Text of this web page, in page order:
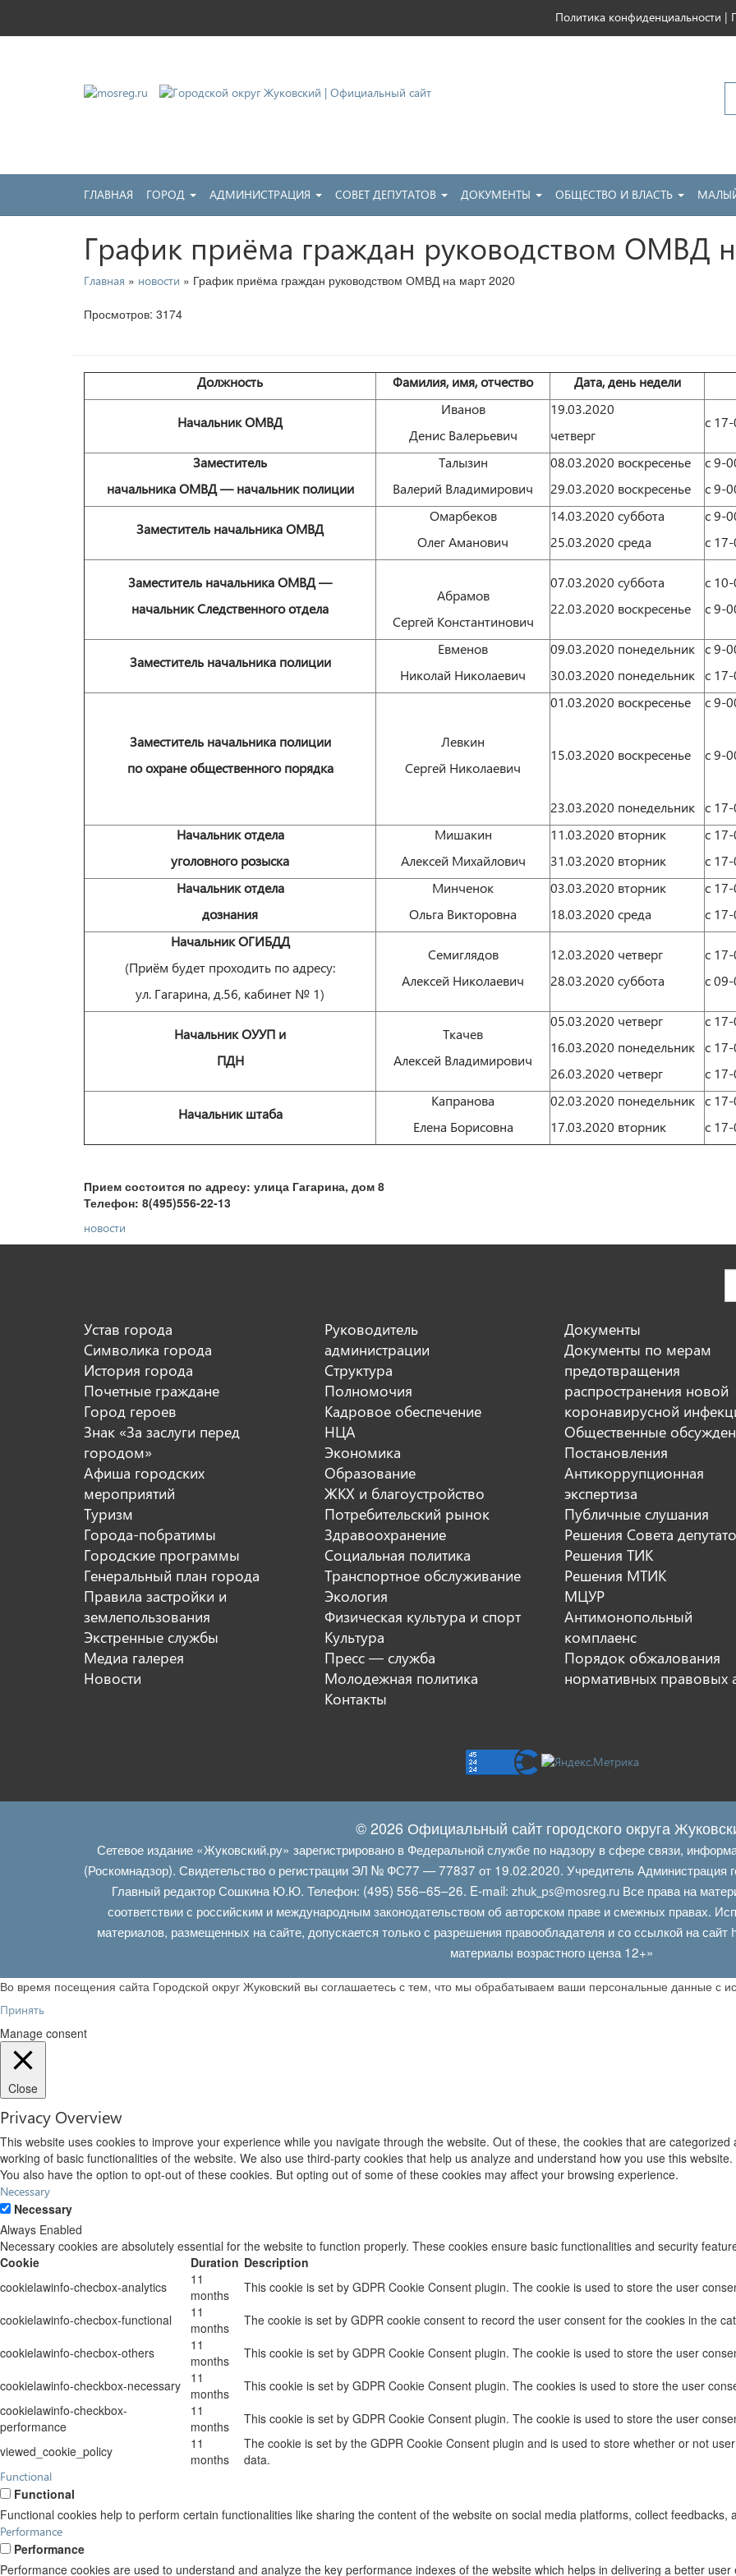
Политика конфиденциальности |
ГЛАВНАЯ ГОРОД АДМИНИСТРАЦИЯ СОВЕТ ДЕПУТАТОВ ДОКУМЕНТЫ ОБЩЕСТВО И ВЛАСТЬ
График приёма граждан руководством ОМВД
Главная » новости » График приёма граждан руководством ОМВД на март 2020
Просмотров: 3174
Должность Фамилия, имя, отчество Дата, день недели
Начальник ОМВД
Иванов
Денис Валерьевич
19.03.2020
четверг
с
Заместитель
начальника ОМВД — начальник полиции
Талызин
Валерий Владимирович
08.03.2020 воскресенье
29.03.2020 воскресенье
с 9-
с 9-
Заместитель начальника ОМВД
Омарбеков
Олег Аманович
14.03.2020 суббота
25.03.2020 среда
с 9-
с
Заместитель начальника ОМВД —
начальник Следственного отдела
Абрамов
Сергей Константинович
07.03.2020 суббота
22.03.2020 воскресенье
с
с 9-
Заместитель начальника полиции
Евменов
Николай Николаевич
09.03.2020 понедельник
30.03.2020 понедельник
с 9-
с
Заместитель начальника полиции
по охране общественного порядка
Левкин
Сергей Николаевич
01.03.2020 воскресенье
15.03.2020 воскресенье
23.03.2020 понедельник
с 9-
с 9-
с
Начальник отдела
уголовного розыска
Мишакин
Алексей Михайлович
11.03.2020 вторник
31.03.2020 вторник
с
с
Начальник отдела
дознания
Минченок
Ольга Викторовна
03.03.2020 вторник
18.03.2020 среда
с
с
Начальник ОГИБДД
(Приём будет проходить по адресу:
ул. Гагарина, д.56, кабинет № 1)
Семиглядов
Алексей Николаевич
12.03.2020 четверг
28.03.2020 суббота
с
с
Начальник ОУУП и
ПДН
Ткачев
Алексей Владимирович
05.03.2020 четверг
16.03.2020 понедельник
26.03.2020 четверг
с
с
с
Начальник штаба
Капранова
Елена Борисовна
02.03.2020 понедельник
17.03.2020 вторник
с
с
Прием состоится по адресу: улица Гагарина, дом 8
Телефон: 8(495)556-22-13
новости
Устав города
Символика города
История города
Почетные граждане
Город героев
Знак «За заслуги перед
городом»
Афиша городских
мероприятий
Туризм
Города-побратимы
Городские программы
Генеральный план города
Правила застройки и
землепользования
Экстренные службы
Медиа галерея
Новости
Руководитель
администрации
Структура
Полномочия
Кадровое обеспечение
НЦА
Экономика
Образование
ЖКХ и благоустройство
Потребительский рынок
Здравоохранение
Социальная политика
Транспортное обслуживание
Экология
Физическая культура и спорт
Культура
Пресс — служба
Молодежная политика
Контакты
Документы
Документы по мерам
предотвращения
распространения новой
коронавирусной
Общественные
Постановления
Антикоррупционная
экспертиза
Публичные слушания
Решения Совета
Решения ТИК
Решения МТИК
МЦУР
Антимонопольный
комплаенс
Порядок обжалования
нормативных правовых
© 2026 Официальный сайт городского округа
Сетевое издание «Жуковский.ру» зарегистрировано в Федеральной службе по надзору в сфере связи,
(Роскомнадзор). Свидетельство о регистрации ЭЛ № ФС77 — 77837 от 19.02.2020. Учредитель Администрация
Главный редактор Сошкина Ю.Ю. Телефон: (495) 556–65–26. E‑mail: zhuk_ps@mosreg.ruВсе права на
соответствии с российским и международным законодательством об авторском праве и смежных правах.
материалов, размещенных на сайте, допускается только с разрешения правообладателя и со ссылкой на сайт
материалы возрастного ценза 12+»
Во время посещения сайта Городской округ Жуковский вы соглашаетесь с тем, что мы обрабатываем ваши персональные данные с
Принять
Manage consent
Close
Privacy Overview
This website uses cookies to improve your experience while you navigate through the website. Out of these, the cookies that are
working of basic functionalities of the website. We also use third-party cookies that help us analyze and understand how you use this
You also have the option to opt-out of these cookies. But opting out of some of these cookies may affect your browsing experience.
Necessary
Necessary
Always Enabled
Necessary cookies are absolutely essential for the website to function properly. These cookies ensure basic functionalities and security
Cookie
Duration Description
cookielawinfo-checbox-analytics
11
months
This cookie is set by GDPR Cookie Consent plugin. The cookie is used to store the user
cookielawinfo-checbox-functional
11
months
The cookie is set by GDPR cookie consent to record the user consent for the cookies in the
cookielawinfo-checbox-others
11
months
This cookie is set by GDPR Cookie Consent plugin. The cookie is used to store the user
cookielawinfo-checkbox-necessary
11
months
This cookie is set by GDPR Cookie Consent plugin. The cookies is used to store the user
cookielawinfo-checkbox-
performance
11
months
This cookie is set by GDPR Cookie Consent plugin. The cookie is used to store the user
viewed_cookie_policy
11
months
The cookie is set by the GDPR Cookie Consent plugin and is used to store whether or not
data.
Functional
Functional
Functional cookies help to perform certain functionalities like sharing the content of the website on social media platforms, collect feedbacks,
Performance
Performance
Performance cookies are used to understand and analyze the key performance indexes of the website which helps in delivering a better